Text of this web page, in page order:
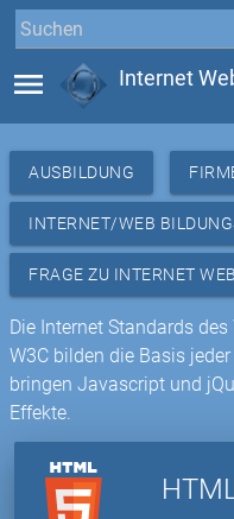
menu Internet
AUSBILDUNG
INTERNET/WEB
FRAGE ZU INTERNET
Die Internet Standards
W3C bilden die Basis
bringen Javascript und
Effekte.